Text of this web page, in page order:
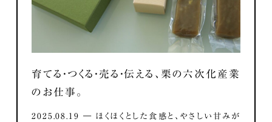
育てる・つくる・売る・伝える、栗の六次化産業
のお仕事。
2025.08.19 ― ほくほくとした食感と、やさしい甘みが